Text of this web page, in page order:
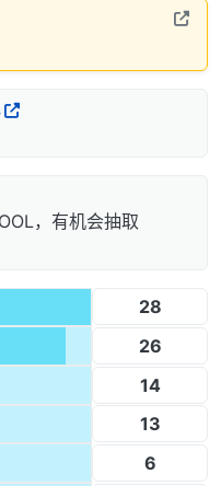
，有机会抽取
28
26
14
13
6